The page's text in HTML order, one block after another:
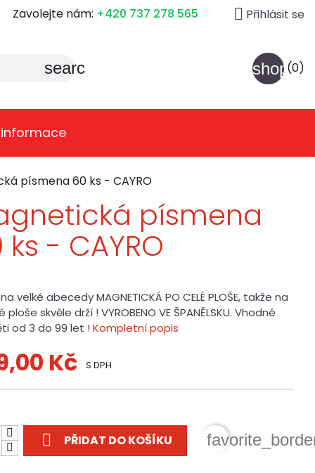
Zavolejte nám: +420 737 278 565  Přihlásit se
search (0)
písmena 60 ks - CAYRO
písmena
- CAYRO
velké abecedy MAGNETICKÁ PO CELÉ PLOŠE, takže na
ploše skvěle drží ! VYROBENO VE ŠPANĚLSKU. Vhodné
od 3 do 99 let !Kompletní popis
Kč S DPH
 PŘIDAT DO KOŠÍKU